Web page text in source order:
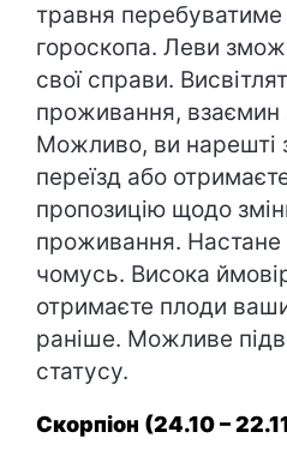
травня
гороскопа. Леви
свої справи.
проживання, взаємин
Можливо, ви нарешті
переїзд або
пропозицію щодо
проживання. Настане
чомусь. Висока
отримаєте плоди
раніше. Можливе
статусу.
Скорпіон (24.10 –